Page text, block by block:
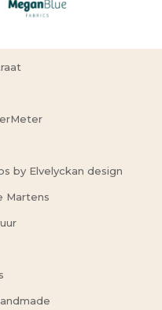
by Elvelyckan design
Martens